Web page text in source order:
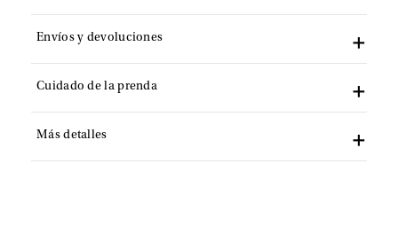
Envíos y devoluciones
Cuidado de la prenda
Más detalles